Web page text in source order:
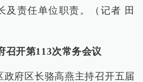
及责任单位职责。（记者 田
召开第113次常务会议
府区长骆高燕主持召开五届